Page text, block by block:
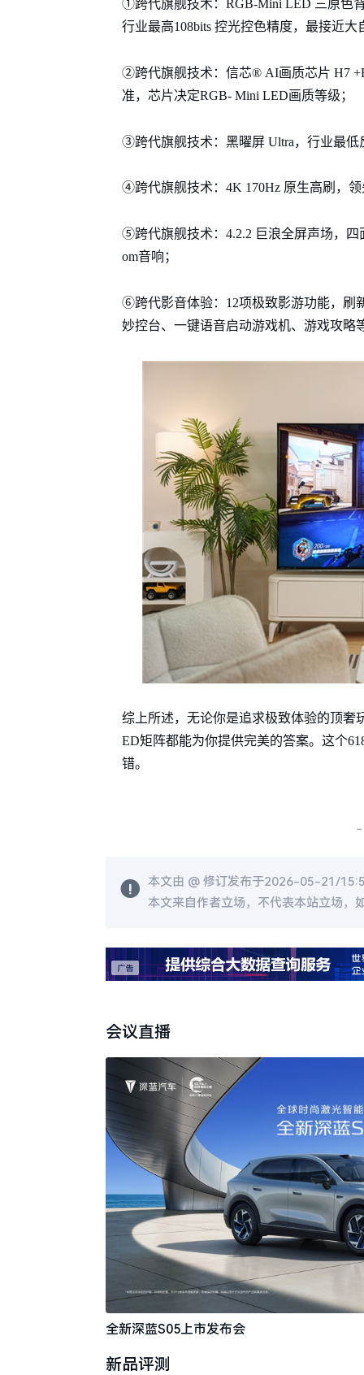
①跨代旗舰技术：RGB-Mini LED 三原色
行业最高108bits 控光控色精度，最接近
②跨代旗舰技术：信芯® AI画质芯片 H7
准，芯片决定RGB- Mini LED画质等级；
③跨代旗舰技术：黑曜屏 Ultra，行业最低
④跨代旗舰技术：4K 170Hz 原生高刷，
⑤跨代旗舰技术：4.2.2 巨浪全屏声场，四
om音响；
⑥跨代影音体验：12项极致影游功能，刷
妙控台、一键语音启动游戏机、游戏攻略
综上所述，无论你是追求极致体验的顶奢
ED矩阵都能为你提供完美的答案。这个
错。
本文由 @ 修订发布于2026-05-21/
本文来自作者立场，不代表本站立场，
会议直播
全新深蓝S05上市发布会
新品评测